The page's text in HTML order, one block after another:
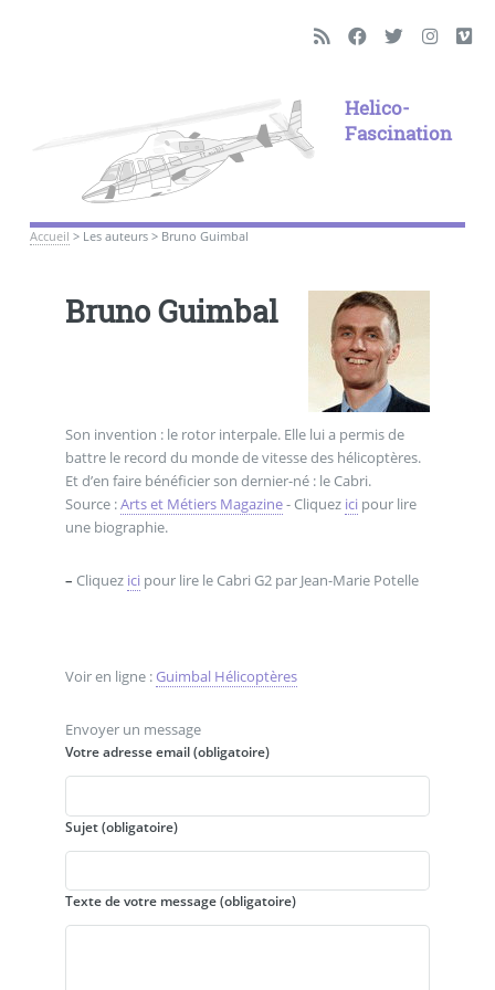
Helico-
Fascination
Accueil > Les auteurs> Bruno Guimbal
Bruno Guimbal
Son invention : le rotor interpale. Elle lui a permis de
battre le record du monde de vitesse des hélicoptères.
Et d’en faire bénéficier son dernier-né : le Cabri.
Source :Arts et Métiers Magazine- Cliquez ici pour lire
une biographie.
– Cliquez ici pour lire le Cabri G2 par Jean-Marie Potelle
Voir en ligne :Guimbal Hélicoptères
Envoyer un message
Votre adresse email (obligatoire)
Sujet (obligatoire)
Texte de votre message (obligatoire)